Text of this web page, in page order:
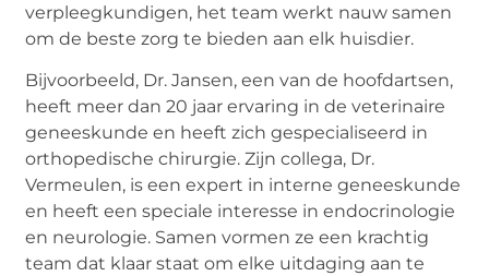
verpleegkundigen, het team werkt nauw samen
om de beste zorg te bieden aan elk huisdier.
Bijvoorbeeld, Dr. Jansen, een van de hoofdartsen,
heeft meer dan 20 jaar ervaring in de veterinaire
geneeskunde en heeft zich gespecialiseerd in
orthopedische chirurgie. Zijn collega, Dr.
Vermeulen, is een expert in interne geneeskunde
en heeft een speciale interesse in endocrinologie
en neurologie. Samen vormen ze een krachtig
team dat klaar staat om elke uitdaging aan te